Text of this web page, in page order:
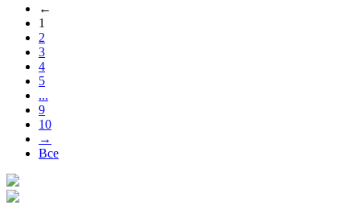
←
1
2
3
4
5
...
9
10
→
Все